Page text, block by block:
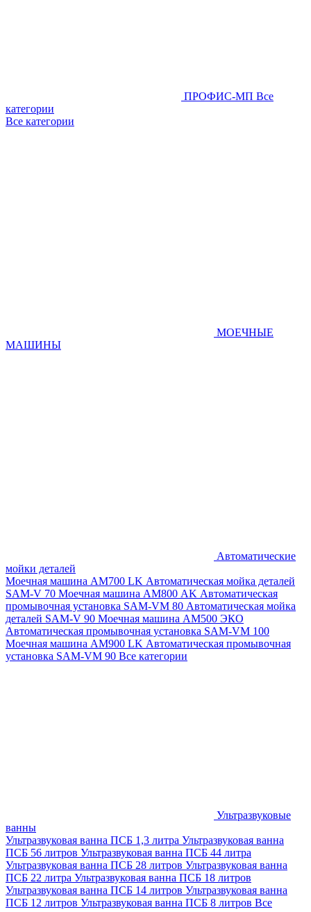
ПРОФИС-МП Все
категории
Все категории
МОЕЧНЫЕ
МАШИНЫ
Автоматические
мойки деталей
Моечная машина AM700 LK Автоматическая мойка деталей
SAM-V 70 Моечная машина АМ800 AK Автоматическая
промывочная установка SAM-VM 80 Автоматическая мойка
деталей SAM-V 90 Моечная машина АМ500 ЭКО
Автоматическая промывочная установка SAM-VM 100
Моечная машина AM900 LK Автоматическая промывочная
установка SAM-VM 90 Все категории
Ультразвуковые
ванны
Ультразвуковая ванна ПСБ 1,3 литра Ультразвуковая ванна
ПСБ 56 литров Ультразвуковая ванна ПСБ 44 литра
Ультразвуковая ванна ПСБ 28 литров Ультразвуковая ванна
ПСБ 22 литра Ультразвуковая ванна ПСБ 18 литров
Ультразвуковая ванна ПСБ 14 литров Ультразвуковая ванна
ПСБ 12 литров Ультразвуковая ванна ПСБ 8 литров Все